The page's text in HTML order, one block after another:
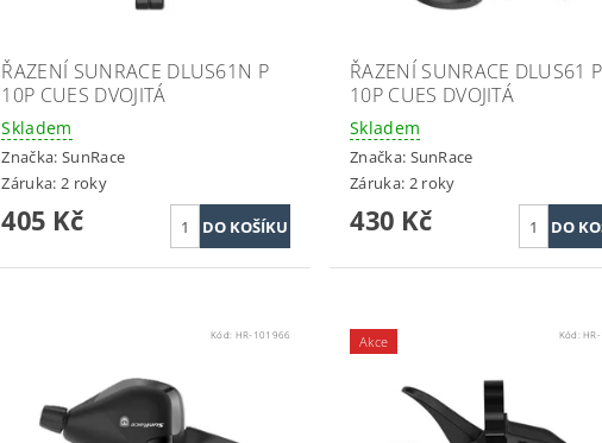
ŘAZENÍ SUNRACE DLUS61N P
10P CUES DVOJITÁ
Skladem
Značka: SunRace
Záruka: 2 roky
405 Kč
ŘAZENÍ SUNRACE DLUS61 P
10P CUES DVOJITÁ
Skladem
Značka: SunRace
Záruka: 2 roky
430 Kč
Kód: HR-101966 Akce Kód: